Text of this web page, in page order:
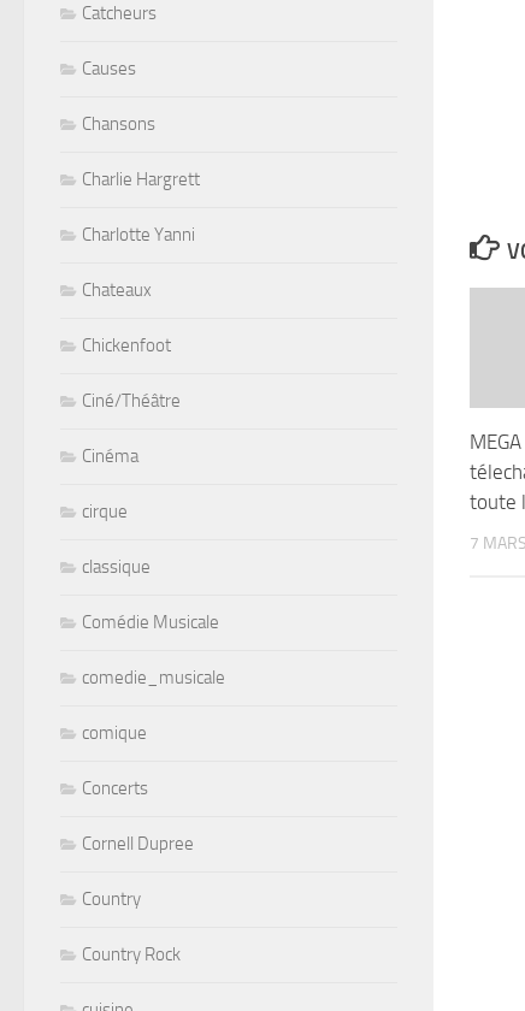
toute
7
Catcheurs
Causes
Chansons
Charlie Hargrett
Charlotte Yanni
Chateaux
Chickenfoot
Ciné/Théâtre
Cinéma
cirque
classique
Comédie Musicale
comedie_musicale
comique
Concerts
Cornell Dupree
Country
Country Rock